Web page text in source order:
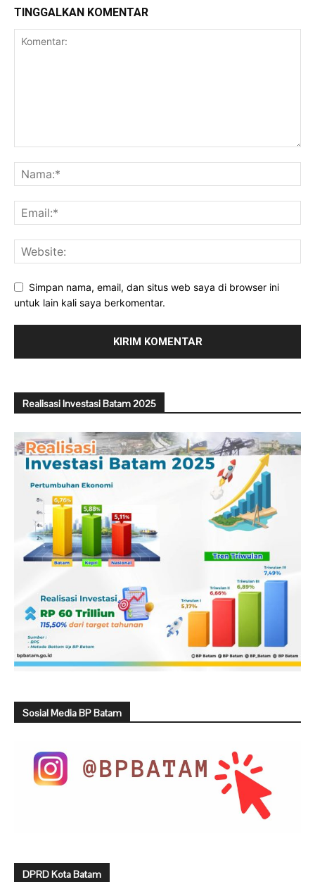
TINGGALKAN KOMENTAR
Simpan nama, email, dan situs web saya di browser ini
untuk lain kali saya berkomentar.
Realisasi Investasi Batam 2025
Sosial Media BP Batam
DPRD Kota Batam